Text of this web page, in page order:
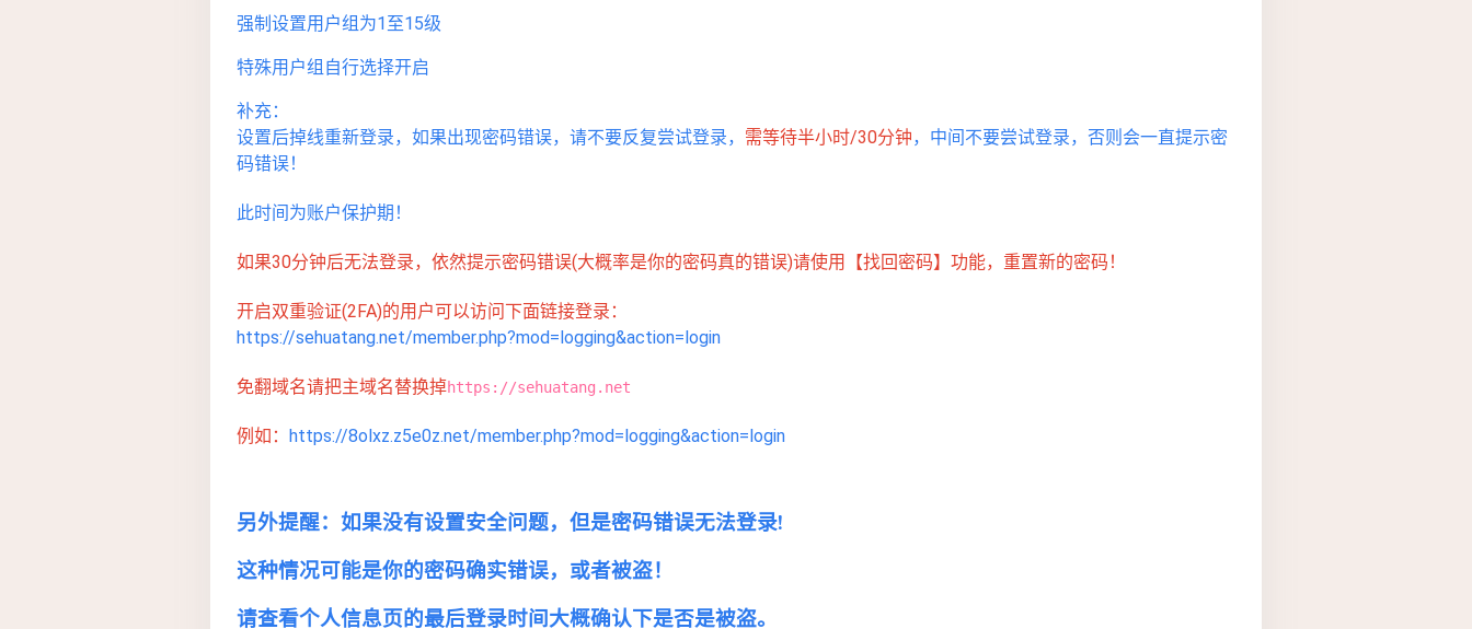
强制设置用户组为1至15级
特殊用户组自行选择开启
补充：
设置后掉线重新登录，如果出现密码错误，请不要反复尝试登录， 需等待半小时/30分钟，中间不要尝试登录，否则会一直提示密
码错误！
此时间为账户保护期！
如果30分钟后无法登录，依然提示密码错误(大概率是你的密码真的错误)请使用【找回密码】功能，重置新的密码！
开启双重验证(2FA)的用户可以访问下面链接登录：
https://sehuatang.net/member.php?mod=logging&action=login
免翻域名请把主域名替换掉https://sehuatang.net
例如： https://8olxz.z5e0z.net/member.php?mod=logging&action=login
另外提醒：如果没有设置安全问题，但是密码错误无法登录!
这种情况可能是你的密码确实错误，或者被盗！
请查看个人信息页的最后登录时间大概确认下是否是被盗。